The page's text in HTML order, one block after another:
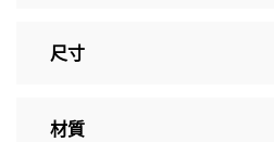
尺寸
材質